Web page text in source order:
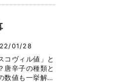
01/28
コヴィル値」と
唐辛子の種類と
数値も一挙解…